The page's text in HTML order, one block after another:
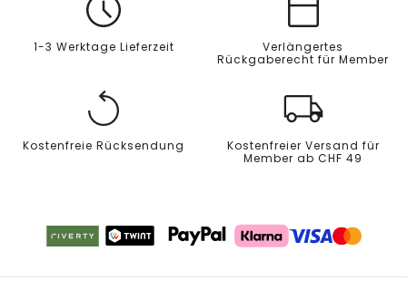
1-3 Werktage Lieferzeit
Verlängertes
Rückgaberecht für Member
Kostenfreie Rücksendung
Kostenfreier Versand für
Member ab CHF 49